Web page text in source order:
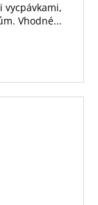
vycpávkami,
Vhodné...